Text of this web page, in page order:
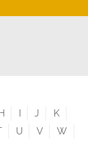
I J
K
U V
W